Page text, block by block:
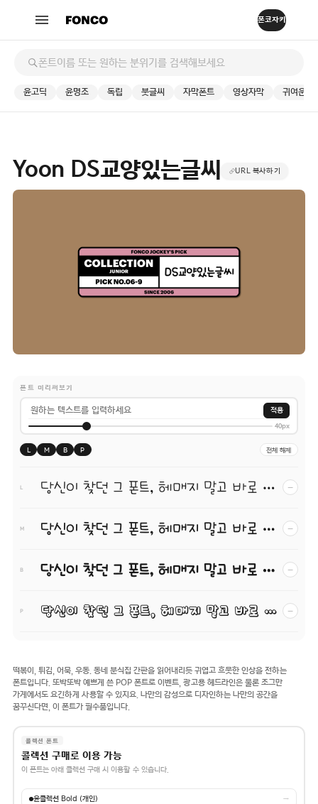
윤고딕 윤명조 독립 붓글씨 자막폰트 영상자막 귀여운
Yoon DS교양있는글씨 URL 복사하기
폰트 미리써보기
적용
40px
L M B P 전체 해제
당신이 찾던 그 폰트, 헤매지 말고 바로 폰코! −
M 당신이 찾던 그 폰트, 헤매지 말고 바로 폰코! −
B 당신이 찾던 그 폰트, 헤매지 말고 바로 폰코! −
P 당신이 찾던 그 폰트, 헤매지 말고 바로 폰코! −
떡볶이, 튀김, 어묵, 우동. 동네 분식집 간판을 읽어내리듯 귀엽고 흐뭇한 인상을 전하는
폰트입니다. 또박또박 예쁘게 쓴 POP 폰트로 이벤트, 광고용 헤드라인은 물론 조그만
가게에서도 요긴하게 사용할 수 있지요. 나만의 감성으로 디자인하는 나만의 공간을
꿈꾸신다면, 이 폰트가 필수품입니다.
콜렉션 폰트
콜렉션 구매로 이용 가능
이 폰트는 아래 콜렉션 구매 시 이용할 수 있습니다.
윤콜렉션 Bold (개인) →